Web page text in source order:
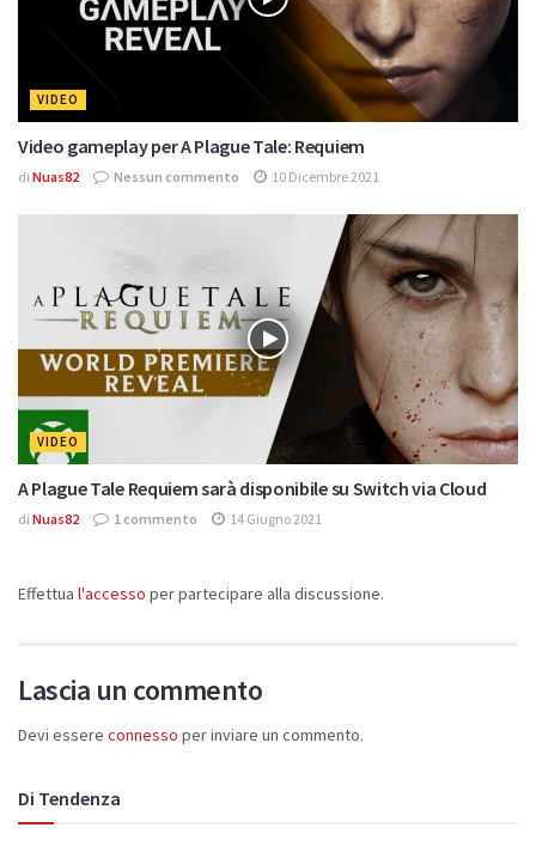
VIDEO
Video gameplay per A Plague Tale: Requiem
di Nuas82 Nessun commento 10 Dicembre 2021
VIDEO
A Plague Tale Requiem sarà disponibile su Switch via Cloud
di Nuas82 1 commento 14 Giugno 2021
Effettua l'accesso per partecipare alla discussione.
Lascia un commento
Devi essere connesso per inviare un commento.
Di Tendenza